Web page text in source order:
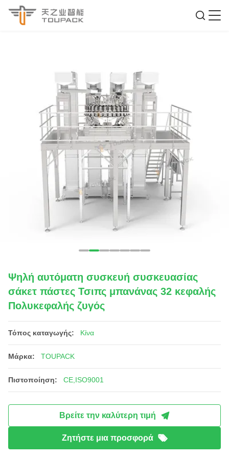
Ψηλή αυτόματη συσκευή συσκευασίας
σάκετ πάστες Τσιπς μπανάνας 32 κεφαλής
Πολυκεφαλής ζυγός
Τόπος καταγωγής: Κίνα
Μάρκα: TOUPACK
Πιστοποίηση: CE,ISO9001
Βρείτε την καλύτερη τιμή
Ζητήστε μια προσφορά